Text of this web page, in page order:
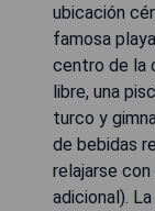
ubicación
famosa
centro de la
libre, una
turco y
de bebidas
relajarse
adicional).